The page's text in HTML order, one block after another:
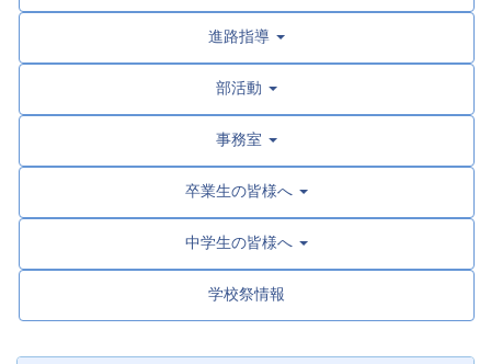
進路指導
部活動
事務室
卒業生の皆様へ
中学生の皆様へ
学校祭情報